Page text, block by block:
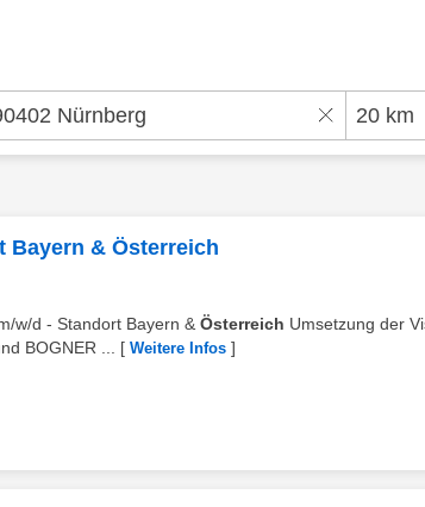
Bayern & Österreich
w/d - Standort Bayern & Österreich Umsetzung der
BOGNER ...
[ Weitere Infos ]